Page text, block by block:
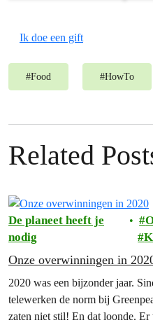
Ik doe een gift
#Food #HowTo
Related
De planeet heeft je
nodig
Onze overwinningen in
2020 was een bijzonder jaar.
telewerken de norm bij
zaten niet stil! En dat loonde.